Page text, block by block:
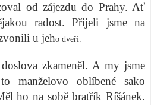
od zájezdu do Prahy. Ať
radost. Přijeli jsme na
u jeho dveří.
zkameněl. A my jsme
manželovo oblíbené sako
ho na sobě bratřík Ríšánek.